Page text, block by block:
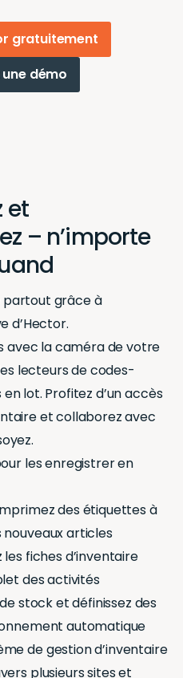
gratuitement
démo
et
– n’importe
partout grâce à
d’Hector.
avec la caméra de votre
lecteurs de codes-
lot. Profitez d’un accès
et collaborez avec
les enregistrer en
des étiquettes à
articles
fiches d’inventaire
des activités
stock et définissez des
automatique
de gestion d’inventaire
plusieurs sites et